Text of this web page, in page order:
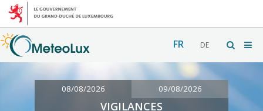
FR DE
08/08/2026 09/08/2026
VIGILANCES